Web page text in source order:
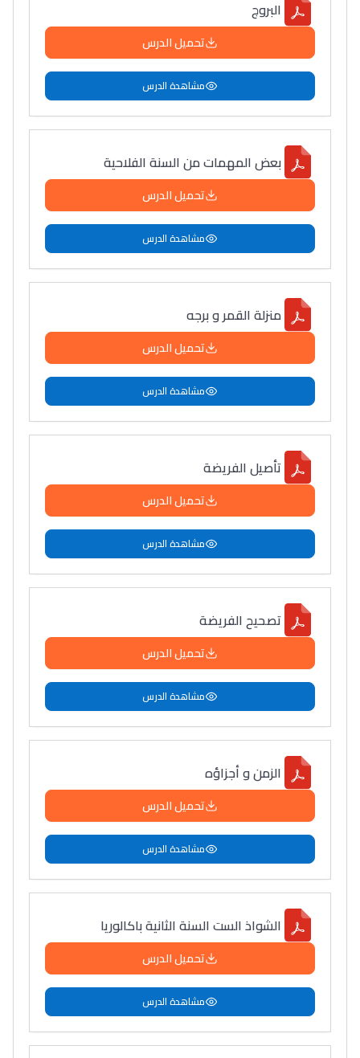
البروج
تحميل الدرس
مشاهدة الدرس
بعض المهمات من السنة الفلاحية
تحميل الدرس
مشاهدة الدرس
منزلة القمر و برجه
تحميل الدرس
مشاهدة الدرس
تأصيل الفريضة
تحميل الدرس
مشاهدة الدرس
تصحيح الفريضة
تحميل الدرس
مشاهدة الدرس
الزمن و أجزاؤه
تحميل الدرس
مشاهدة الدرس
الشواذ الست السنة الثانية باكالوريا
تحميل الدرس
مشاهدة الدرس